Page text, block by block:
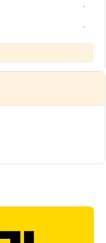
-
-